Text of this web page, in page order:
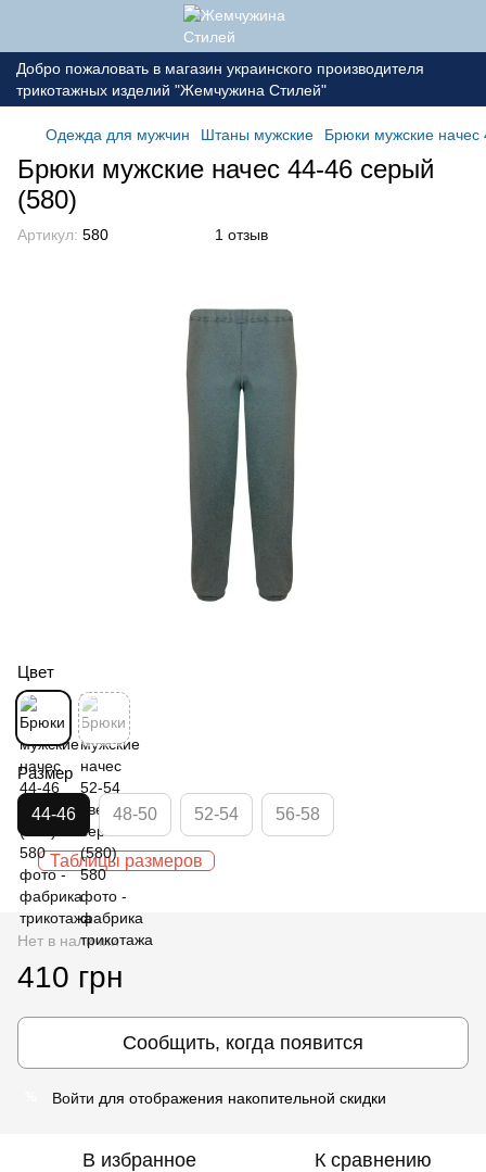
Добро пожаловать в магазин украинского производителя
трикотажных изделий "Жемчужина Стилей"
Одежда для мужчин Штаны мужские Брюки мужские
Брюки мужские начес 44-46 серый
(580)
Артикул: 580 1 отзыв
Цвет
Размер
44-46 48-50 52-54 56-58
Таблицы размеров
Нет в наличии
410 грн
Сообщить, когда появится
Войти для отображения накопительной скидки
В избранное К сравнению